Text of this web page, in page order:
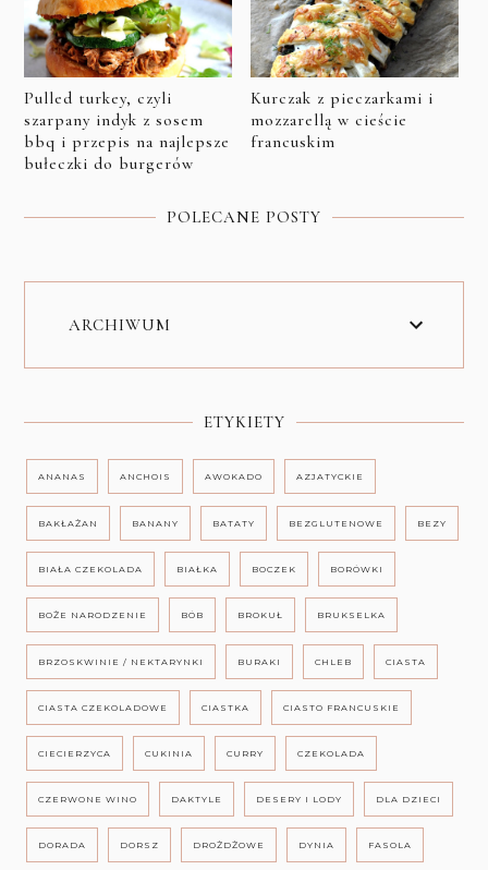
Pulled turkey, czyli
szarpany indyk z sosem
bbq i przepis na najlepsze
bułeczki do burgerów
Kurczak z pieczarkami i
mozzarellą w cieście
francuskim
POLECANE POSTY
ARCHIWUM
ETYKIETY
ANANAS ANCHOIS AWOKADO AZJATYCKIE
BAKŁAŻAN BANANY BATATY BEZGLUTENOWE BEZY
BIAŁA CZEKOLADA BIAŁKA BOCZEK BORÓWKI
BOŻE NARODZENIE BÓB BROKUŁ BRUKSELKA
BRZOSKWINIE / NEKTARYNKI BURAKI CHLEB CIASTA
CIASTA CZEKOLADOWE CIASTKA CIASTO FRANCUSKIE
CIECIERZYCA CUKINIA CURRY CZEKOLADA
CZERWONE WINO DAKTYLE DESERY I LODY DLA DZIECI
DORADA DORSZ DROŻDŻOWE DYNIA FASOLA